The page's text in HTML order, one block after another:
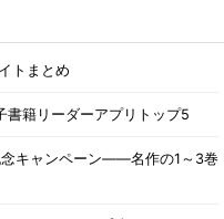
トまとめ
籍リーダーアプリトップ5
キャンペーン――名作の1～3巻